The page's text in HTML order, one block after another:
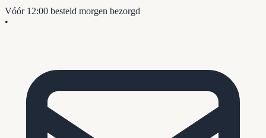
Vóór 12:00 besteld morgen bezorgd
•